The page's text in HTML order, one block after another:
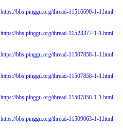
https://bbs.pinggu.org/thread-11516690-1-1.html
https://bbs.pinggu.org/thread-11523377-1-1.html
https://bbs.pinggu.org/thread-11507858-1-1.html
https://bbs.pinggu.org/thread-11507858-1-1.html
https://bbs.pinggu.org/thread-11507858-1-1.html
https://bbs.pinggu.org/thread-11509063-1-1.html